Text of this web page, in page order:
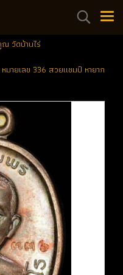
วัดบ้านไร่
มายเลข 336 สวยแชมป์ หายาก